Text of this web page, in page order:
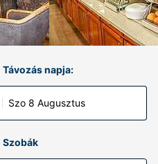
Távozás napja:
Szo 8 Augusztus
Szobák